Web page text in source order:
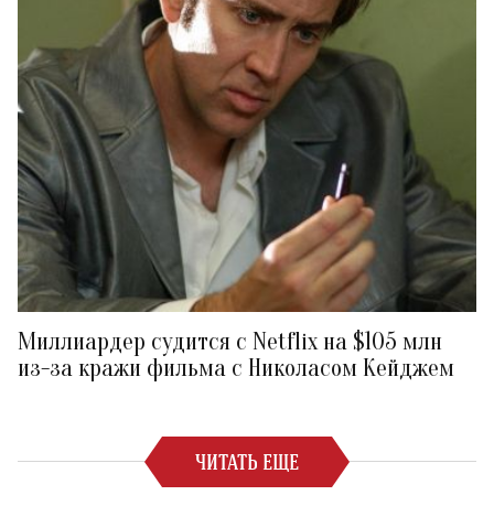
Миллиардер судится с Netflix на $105 млн
из-за кражи фильма с Николасом Кейджем
ЧИТАТЬ ЕЩЕ